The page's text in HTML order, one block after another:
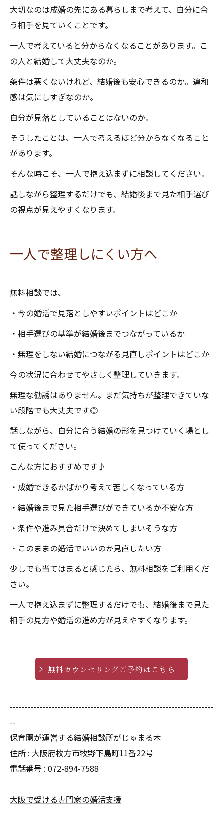
大切なのは成婚の先にある暮らしまで考えて、自分に合
う相手を見ていくことです。
一人で考えていると分からなくなることがあります。こ
の人と結婚して大丈夫なのか。
条件は悪くないけれど、結婚後も安心できるのか。違和
感は気にしすぎなのか。
自分が見落としていることはないのか。
そうしたことは、一人で考えるほど分からなくなること
があります。
そんな時こそ、一人で抱え込まずに相談してください。
話しながら整理するだけでも、結婚後まで見た相手選び
の視点が見えやすくなります。
一人で整理しにくい方へ
無料相談では、
・今の婚活で見落としやすいポイントはどこか
・相手選びの基準が結婚後までつながっているか
・無理をしない結婚につながる見直しポイントはどこか
今の状況に合わせてやさしく整理していきます。
無理な勧誘はありません。まだ気持ちが整理できていな
い段階でも大丈夫です◎
話しながら、自分に合う結婚の形を見つけていく場とし
て使ってください。
こんな方におすすめです♪
・成婚できるかばかり考えて苦しくなっている方
・結婚後まで見た相手選びができているか不安な方
・条件や進み具合だけで決めてしまいそうな方
・このままの婚活でいいのか見直したい方
少しでも当てはまると感じたら、無料相談をご利用くだ
さい。
一人で抱え込まずに整理するだけでも、結婚後まで見た
相手の見方や婚活の進め方が見えやすくなります。
無料カウンセリングご予約はこちら
--------------------------------------------------------------------
--
保育園が運営する結婚相談所がじゅまる木
住所 : 大阪府枚方市牧野下島町11番22号
電話番号 : 072-894-7588
大阪で受ける専門家の婚活支援